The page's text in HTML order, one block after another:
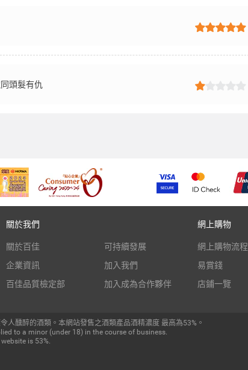
頭髮有仇
關於我們
關於百佳
企業資訊
百佳品質檢定部
可持續發展
加入我們
加入成為合作夥伴
網上購物
網上購物流程
易賞錢
店鋪一覽
醺醉的酒類。本網站發售之酒類產品酒精濃度 最高為53%。
to a minor (under 18) in the course of business.
is 53%.